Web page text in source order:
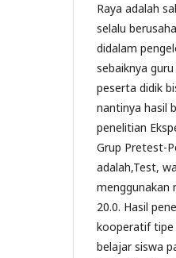
Raya adalah
selalu
didalam
sebaiknya
peserta didik
nantinya hasil
penelitian
Grup Pretest-
adalah,Test,
menggunakan
20.0. Hasil
kooperatif tipe
belajar siswa